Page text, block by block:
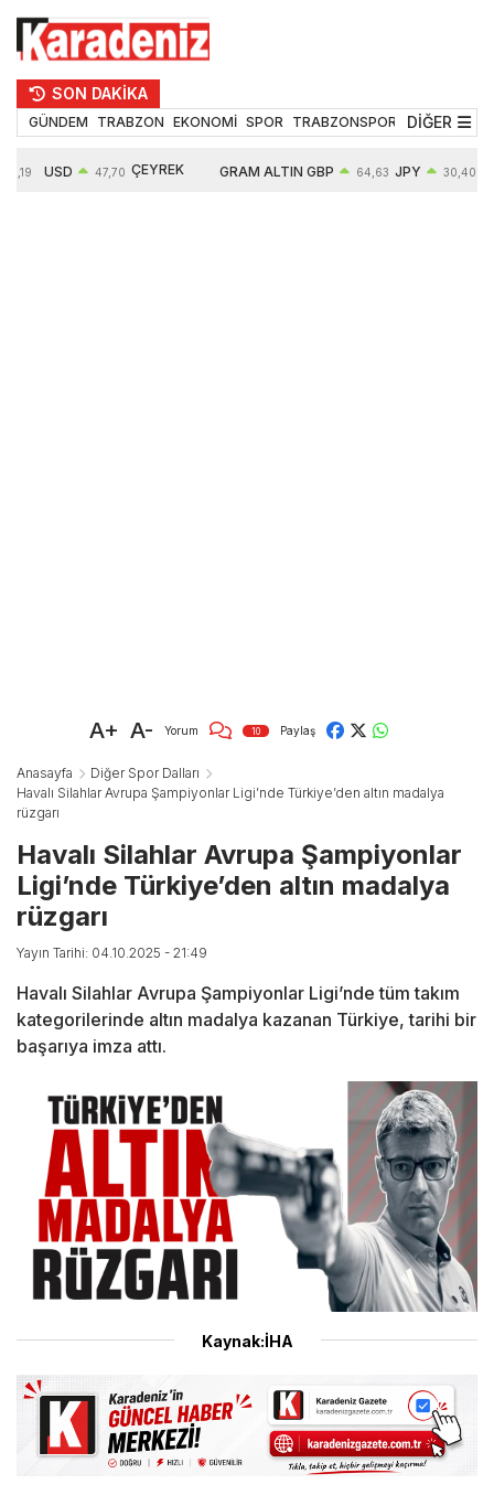
SON DAKİKA
GÜNDEM TRABZON EKONOMİ SPOR TRABZONSPOR TEKNOLOJİ
DİĞER
55,19 USD 47,70 ÇEYREK GRAM ALTIN GBP 64,63 JPY 30,40
A+ A- Yorum 10 Paylaş
Anasayfa
Diğer Spor Dalları
Havalı Silahlar Avrupa Şampiyonlar Ligi’nde Türkiye’den altın madalya
rüzgarı
Havalı Silahlar Avrupa Şampiyonlar
Ligi’nde Türkiye’den altın madalya
rüzgarı
Yayın Tarihi: 04.10.2025 - 21:49
Havalı Silahlar Avrupa Şampiyonlar Ligi’nde tüm takım
kategorilerinde altın madalya kazanan Türkiye, tarihi bir
başarıya imza attı.
Kaynak:İHA